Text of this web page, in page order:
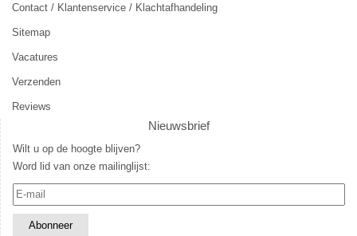
Contact / Klantenservice / Klachtafhandeling
Sitemap
Vacatures
Verzenden
Reviews
Nieuwsbrief
Wilt u op de hoogte blijven?
Word lid van onze mailinglijst: